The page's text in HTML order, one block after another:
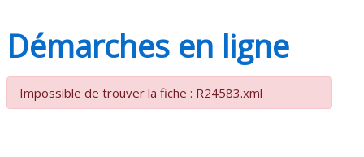
Démarches en ligne
Impossible de trouver la fiche : R24583.xml